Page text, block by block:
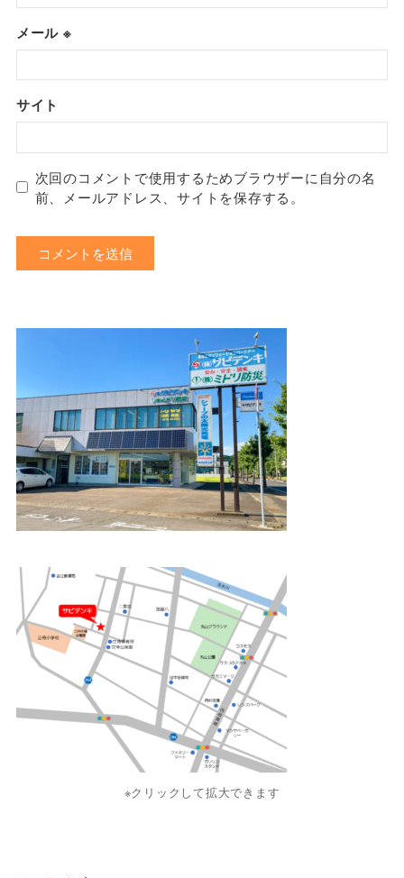
メール ※
サイト
次回のコメントで使用するためブラウザーに自分の名
前、メールアドレス、サイトを保存する。
※クリックして拡大できます